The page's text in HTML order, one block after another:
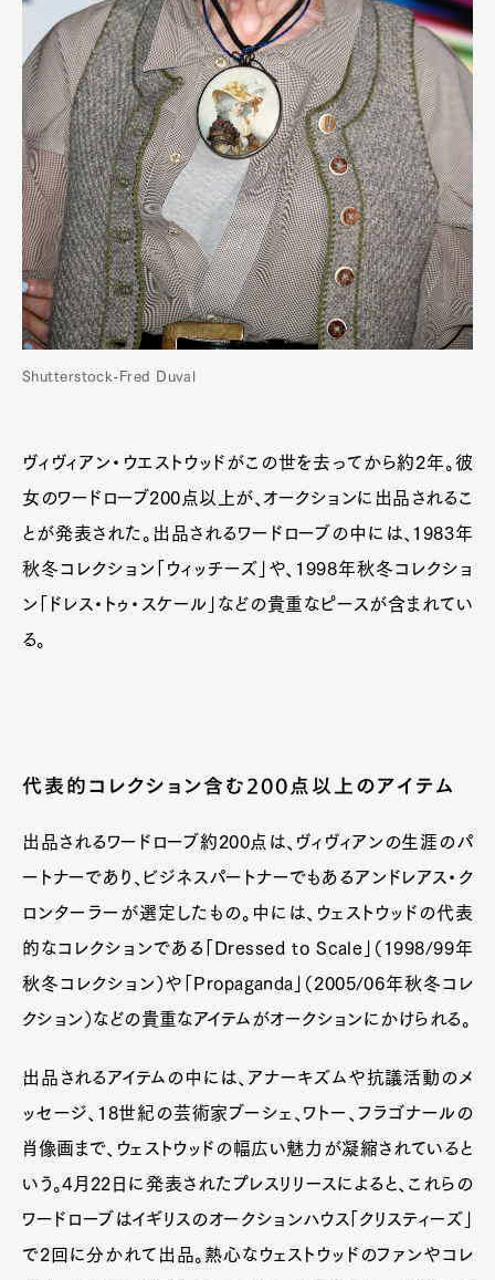
Shutterstock-Fred Duval
ヴィヴィアン・ウエストウッドがこの世を去ってから約2年。彼
女のワードローブ200点以上が、オークションに出品されるこ
とが発表された。出品されるワードローブの中には、1983年
秋冬コレクション「ウィッチーズ」や、1998年秋冬コレクショ
ン「ドレス・トゥ・スケール」などの貴重なピースが含まれてい
る。
代表的コレクション含む200点以上のアイテム
出品されるワードローブ約200点は、ヴィヴィアンの生涯のパ
ートナーであり、ビジネスパートナーでもあるアンドレアス・ク
ロンターラーが選定したもの。中には、ウェストウッドの代表
的なコレクションである「Dressed to Scale」（1998/99年
秋冬コレクション）や「Propaganda」（2005/06年秋冬コレ
クション）などの貴重なアイテムがオークションにかけられる。
出品されるアイテムの中には、アナーキズムや抗議活動のメ
ッセージ、18世紀の芸術家ブーシェ、ワトー、フラゴナールの
肖像画まで、ウェストウッドの幅広い魅力が凝縮されていると
いう。4月22日に発表されたプレスリリースによると、これらの
ワードローブはイギリスのオークションハウス「クリスティーズ」
で2回に分かれて出品。熱心なウェストウッドのファンやコレ